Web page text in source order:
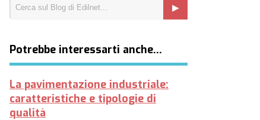
Potrebbe interessarti anche…
La pavimentazione industriale:
caratteristiche e tipologie di
qualità